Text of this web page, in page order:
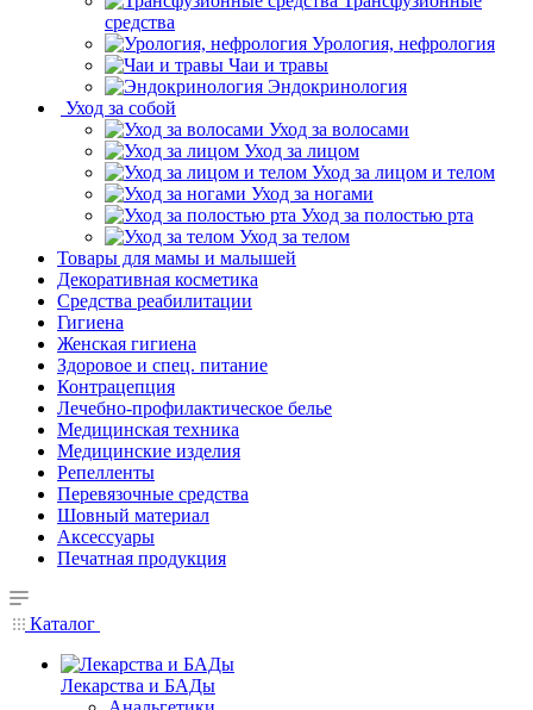
средства
Урология, нефрология
Чаи и травы
Эндокринология
Уход за собой
Уход за волосами
Уход за лицом
Уход за лицом и телом
Уход за ногами
Уход за полостью рта
Уход за телом
Товары для мамы и малышей
Декоративная косметика
Средства реабилитации
Гигиена
Женская гигиена
Здоровое и спец. питание
Контрацепция
Лечебно-профилактическое белье
Медицинская техника
Медицинские изделия
Репелленты
Перевязочные средства
Шовный материал
Аксессуары
Печатная продукция
Каталог
Лекарства и БАДы